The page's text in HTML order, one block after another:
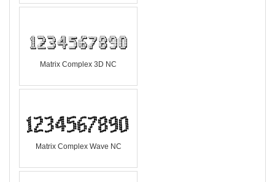
Matrix Complex 3D NC
Matrix Complex Wave NC